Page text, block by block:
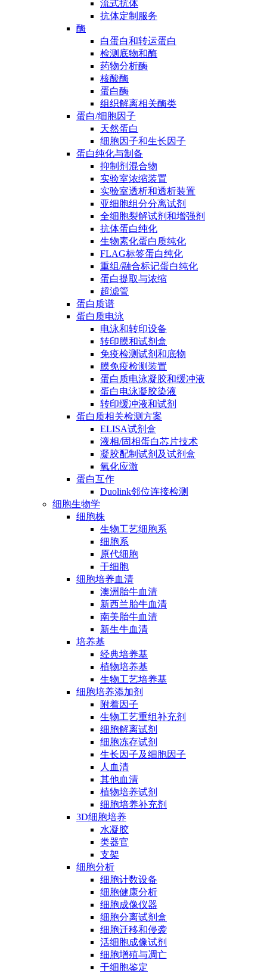
流式抗体
抗体定制服务
酶
白蛋白和转运蛋白
检测底物和酶
药物分析酶
核酸酶
蛋白酶
组织解离相关酶类
蛋白/细胞因子
天然蛋白
细胞因子和生长因子
蛋白纯化与制备
抑制剂混合物
实验室浓缩装置
实验室透析和透析装置
亚细胞组分分离试剂
全细胞裂解试剂和增强剂
抗体蛋白纯化
生物素化蛋白质纯化
FLAG标签蛋白纯化
重组/融合标记蛋白纯化
蛋白提取与浓缩
超滤管
蛋白质谱
蛋白质电泳
电泳和转印设备
转印膜和试剂盒
免疫检测试剂和底物
膜免疫检测装置
蛋白质电泳凝胶和缓冲液
蛋白电泳凝胶染液
转印缓冲液和试剂
蛋白质相关检测方案
ELISA试剂盒
液相/固相蛋白芯片技术
凝胶配制试剂及试剂盒
氧化应激
蛋白互作
Duolink邻位连接检测
细胞生物学
细胞株
生物工艺细胞系
细胞系
原代细胞
干细胞
细胞培养血清
澳洲胎牛血清
新西兰胎牛血清
南美胎牛血清
新生牛血清
培养基
经典培养基
植物培养基
生物工艺培养基
细胞培养添加剂
附着因子
生物工艺重组补充剂
细胞解离试剂
细胞冻存试剂
生长因子及细胞因子
人血清
其他血清
植物培养试剂
细胞培养补充剂
3D细胞培养
水凝胶
类器官
支架
细胞分析
细胞计数设备
细胞健康分析
细胞成像仪器
细胞分离试剂盒
细胞迁移和侵袭
活细胞成像试剂
细胞增殖与凋亡
干细胞鉴定